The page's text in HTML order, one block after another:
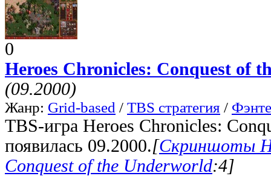
0
Heroes Chronicles: Conquest of
(09.2000)
Жанр: Grid-based / TBS стратегия /
TBS-игра Heroes Chronicles:
появилась 09.2000.[Скриншоты
Conquest of the Underworld:4]